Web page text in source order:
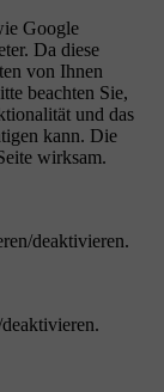
Google
Da diese
von Ihnen
beachten Sie,
und das
kann. Die
wirksam.
deaktivieren.